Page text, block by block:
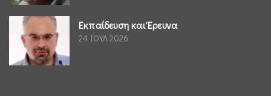
Εκπαίδευση και Έρευνα
24 ΙΟΥΛ 2026